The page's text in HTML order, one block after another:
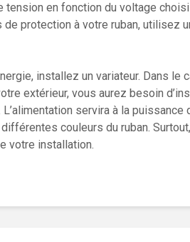
tension en fonction du voltage
de protection à votre ruban, utilisez
installez un variateur. Dans le
extérieur, vous aurez besoin
L’alimentation servira à la
couleurs du ruban.
de votre installation.